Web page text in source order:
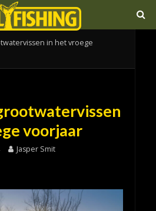
in het vroege
voorjaar
Jasper Smit